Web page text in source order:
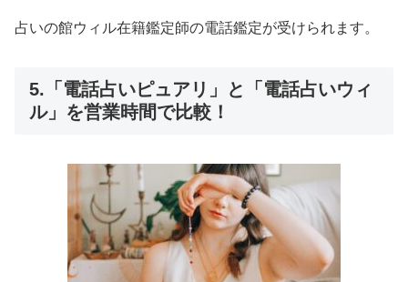
占いの館ウィル在籍鑑定師の電話鑑定が受けられます。
5.「電話占いピュアリ」と「電話占いウィ
ル」を営業時間で比較！